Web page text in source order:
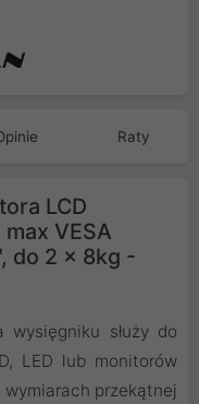
Raty
LCD
VESA
do 2 x 8kg -
służy do
LED lub monitorów
przekątnej